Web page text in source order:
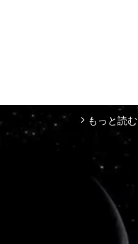
arrow_forward_ios もっと読む